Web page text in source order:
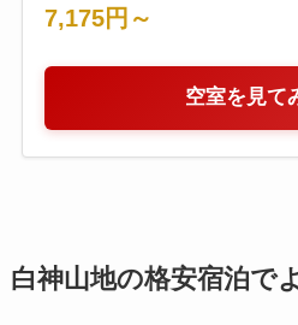
7,175円～
空室を見て
白神山地の格安宿泊で